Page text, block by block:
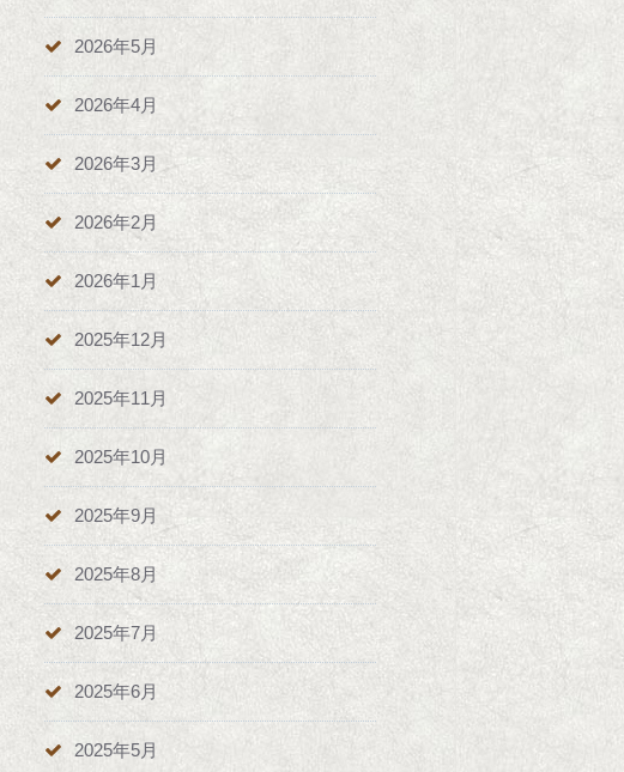
2026年5月
2026年4月
2026年3月
2026年2月
2026年1月
2025年12月
2025年11月
2025年10月
2025年9月
2025年8月
2025年7月
2025年6月
2025年5月